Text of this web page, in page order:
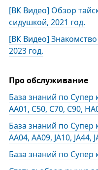
[ВК Видео] Обзор
сидушкой, 2021 год.
[ВК Видео]
2023 год.
Про обслуживание
База знаний по Супер
АА01, С50, C70, C90,
База знаний по Супер
АА04, AA09, JA10,
База знаний по Супер